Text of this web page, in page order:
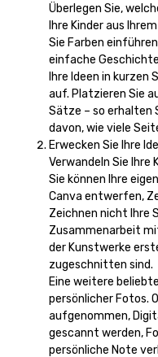
Überlegen Sie,
Ihre Kinder aus
Sie Farben
einfache
Ihre Ideen in
auf. Platzieren Sie
Sätze – so erhalten
davon, wie viele
Erwecken Sie Ihre
Verwandeln Sie Ihre
Sie können Ihre
Canva entwerfen,
Zeichnen nicht Ihre
Zusammenarbeit
der Kunstwerke
zugeschnitten sind.
Eine weitere
persönlicher Fotos.
aufgenommen,
gescannt werden,
persönliche Note